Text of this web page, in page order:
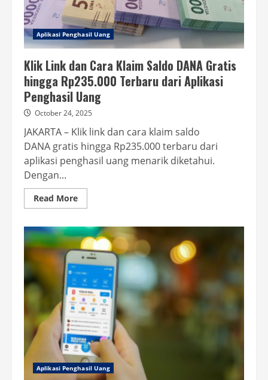
Aplikasi Penghasil Uang
Klik Link dan Cara Klaim Saldo DANA Gratis
hingga Rp235.000 Terbaru dari Aplikasi
Penghasil Uang
October 24, 2025
JAKARTA – Klik link dan cara klaim saldo
DANA gratis hingga Rp235.000 terbaru dari
aplikasi penghasil uang menarik diketahui.
Dengan...
Read MoreRead
more
Link
dan
Cara
Klaim
Saldo
DANA
Gratis
hingga
Rp235.000
Terbaru
dari
Aplikasi
Penghasil
Uang
Aplikasi Penghasil Uang